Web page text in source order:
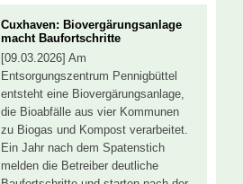
Cuxhaven: Biovergärungsanlage
macht Baufortschritte
[09.03.2026] Am
Entsorgungszentrum Pennigbüttel
entsteht eine Biovergärungsanlage,
die Bioabfälle aus vier Kommunen
zu Biogas und Kompost verarbeitet.
Ein Jahr nach dem Spatenstich
melden die Betreiber deutliche